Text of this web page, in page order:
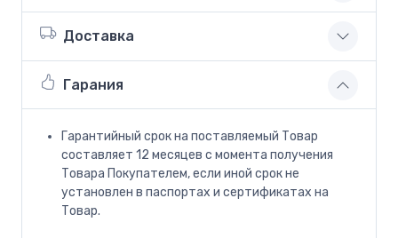
Доставка
Гарания
Гарантийный срок на поставляемый Товар
составляет 12 месяцев с момента получения
Товара Покупателем, если иной срок не
установлен в паспортах и сертификатах на
Товар.